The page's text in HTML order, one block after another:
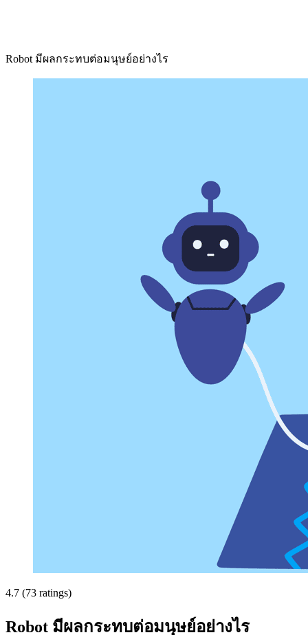
Robot มีผลกระทบต่อมนุษย์อย่างไร
4.7 (73 ratings)
Robot มีผลกระทบต่อมนุษย์อย่างไร